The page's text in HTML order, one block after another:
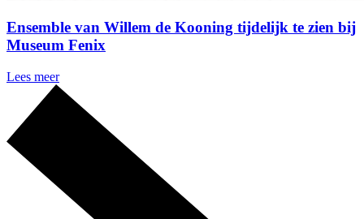
Ensemble van Willem de Kooning tijdelijk te zien bij
Museum Fenix
Lees meer